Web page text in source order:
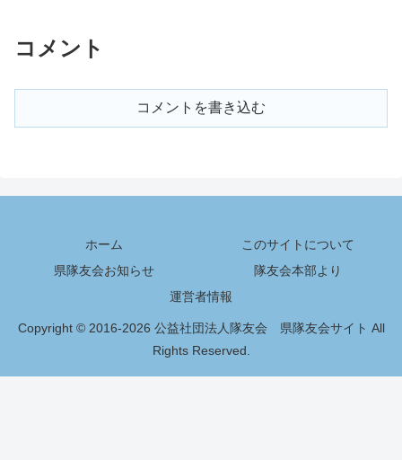
コメント
コメントを書き込む
ホーム
このサイトについて
県隊友会お知らせ
隊友会本部より
運営者情報
Copyright © 2016-2026 公益社団法人隊友会 県隊友会サイト All
Rights Reserved.